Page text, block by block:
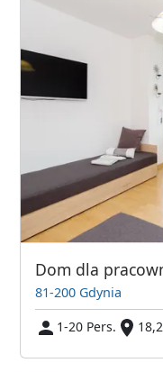
Dom dla
81-200 Gdynia
1-20 Pers.